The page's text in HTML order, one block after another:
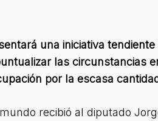
una iniciativa
las circunstancias
por la escasa
recibió al diputado